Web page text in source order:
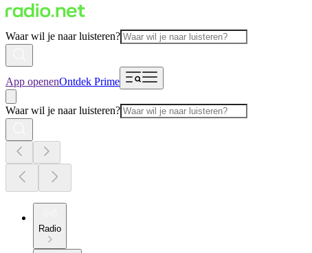
Waar wil je naar luisteren?
App openenOntdek Prime
Waar wil je naar luisteren?
Radio